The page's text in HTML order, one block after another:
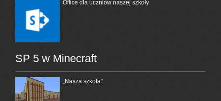
Office dla uczniów naszej szkoły
SP 5 w Minecraft
„Nasza szkoła”